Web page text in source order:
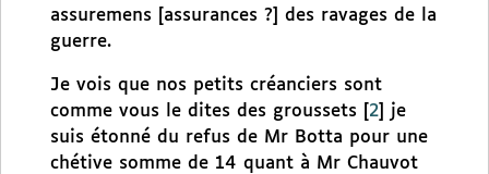
assuremens [assurances ?] des ravages de la
guerre.
Je vois que nos petits créanciers sont
comme vous le dites des groussets
2
je
suis étonné du refus de Mr Botta pour une
chétive somme de 14 quant à Mr Chauvot